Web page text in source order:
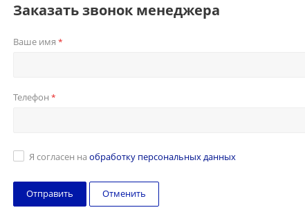
Заказать звонок менеджера
Ваше имя *
Телефон *
Я согласен на обработку персональных данных
Отменить